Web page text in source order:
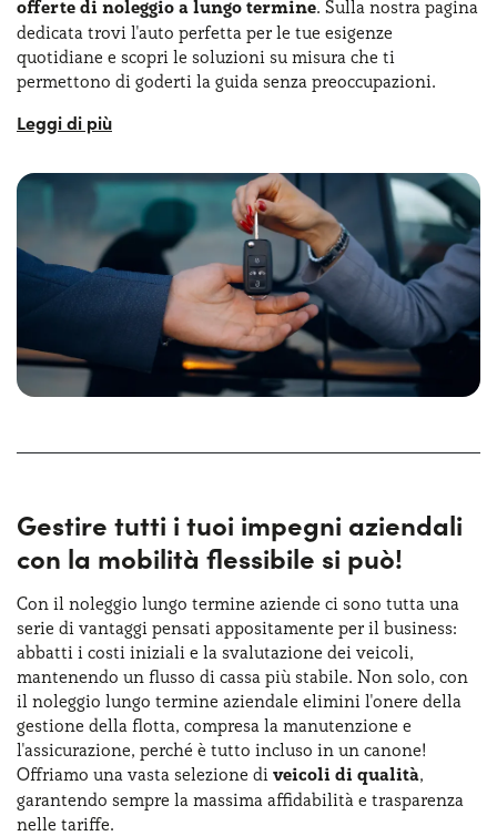
offerte di noleggio a lungo termine. Sulla nostra pagina
dedicata trovi l'auto perfetta per le tue esigenze
quotidiane e scopri le soluzioni su misura che ti
permettono di goderti la guida senza preoccupazioni.
Su Yoyomove, ogni mese carichiamo le migliori offerte
anche per la vita di tutti i giorni. I servizi inclusi sono gli
stessi: gestione burocrazia, assicurazioni, assistenza
24h/24, e sono tutti coperti dal canone mensile uguale
dall'inizio alla fine del contratto.
Yoyomove offre una vasta gamma di modelli, dai furgoni
compatti agli eleganti SUV, con offerte sempre aggiornate
eopzioni personalizzabili. Inoltre, dovresti anche
considerare che il noleggio a lungo termine partite IVA
presenta vantaggi fiscali significativi, tra cui la detrazione
immobilizzare liquidità.
conveniente, flessibile e adatto alle esigenze della tua
azienda o della tua attività professionale. Contattaci oggi
per scoprire le nostre offerte su misura per te!
Gestire tutti i tuoi impegni aziendali
con la mobilità flessibile si può!
Con il noleggio lungo termine aziende ci sono tutta una
serie di vantaggi pensati appositamente per il business:
abbatti i costi iniziali e la svalutazione dei veicoli,
mantenendo un flusso di cassa più stabile. Non solo, con
il noleggio lungo termine aziendale elimini l'onere della
gestione della flotta, compresa la manutenzione e
l'assicurazione, perché è tutto incluso in un canone!
Offriamo una vasta selezione di veicoli di qualità,
garantendo sempre la massima affidabilità e trasparenza
nelle tariffe.